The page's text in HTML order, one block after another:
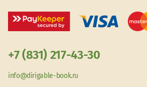
+7 (831) 217-43-30
info@dirigable-book.ru